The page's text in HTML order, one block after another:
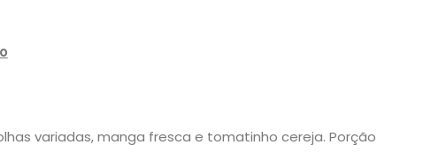
variadas, manga fresca e tomatinho cereja. Porção